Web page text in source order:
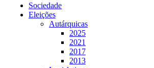
Sociedade
Eleições
Autárquicas
2025
2021
2017
2013